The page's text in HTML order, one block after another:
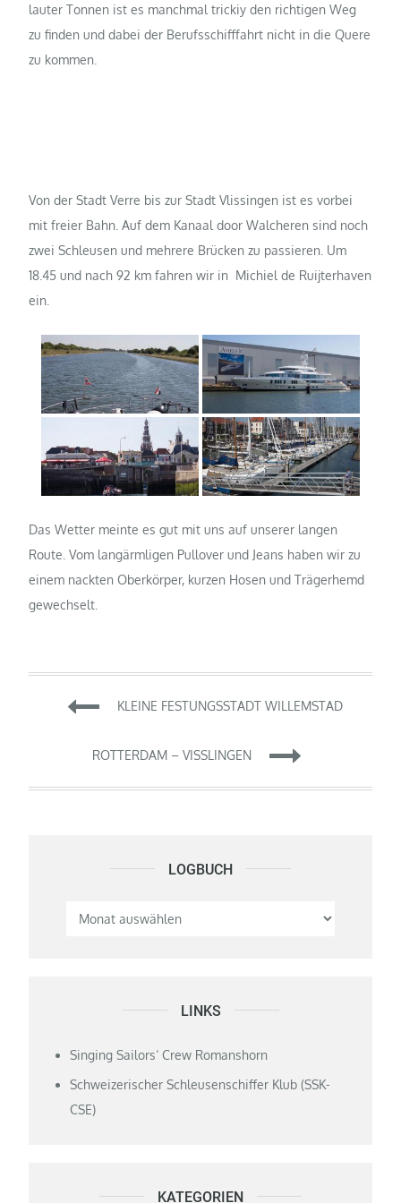
lauter Tonnen ist es manchmal trickiy den richtigen Weg
zu finden und dabei der Berufsschifffahrt nicht in die Quere
zu kommen.
Von der Stadt Verre bis zur Stadt Vlissingen ist es vorbei
mit freier Bahn. Auf dem Kanaal door Walcheren sind noch
zwei Schleusen und mehrere Brücken zu passieren. Um
18.45 und nach 92 km fahren wir in Michiel de Ruijterhaven
ein.
Das Wetter meinte es gut mit uns auf unserer langen
Route. Vom langärmligen Pullover und Jeans haben wir zu
einem nackten Oberkörper, kurzen Hosen und Trägerhemd
gewechselt.
Beitragsnavigation
KLEINE FESTUNGSSTADT WILLEMSTAD
ROTTERDAM – VISSLINGEN
LOGBUCH Logbuch
LINKS
Singing Sailors‘ Crew Romanshorn
Schweizerischer Schleusenschiffer Klub (SSK-
CSE)
KATEGORIEN